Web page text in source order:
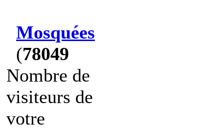
Mosquées
(78049
Nombre de
visiteurs de
votre